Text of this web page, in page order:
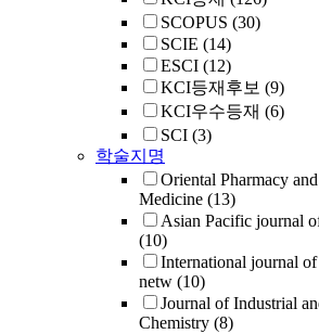
SCOPUS (30)
SCIE (14)
ESCI (12)
KCI등재후보 (9)
KCI우수등재 (6)
SCI (3)
학술지명
Oriental Pharmacy
Medicine (13)
Asian Pacific journal
(10)
International journal
netw (10)
Journal of Industrial
Chemistry (8)